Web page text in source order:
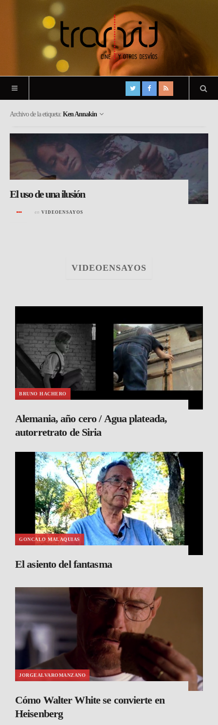
Archivo de la etiqueta: Ken Annakin
El uso de una ilusión
en VIDEOENSAYOS
VIDEOENSAYOS
BRUNO HACHERO
Alemania, año cero / Agua plateada,
autorretrato de Siria
GONCALO MALAQUIAS
El asiento del fantasma
JORGEALVAROMANZANO
Cómo Walter White se convierte en
Heisenberg